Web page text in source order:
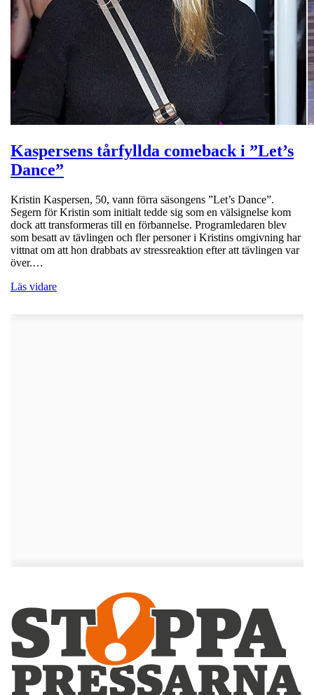
Kaspersens tårfyllda comeback i ”Let’s
Dance”
Kristin Kaspersen, 50, vann förra säsongens ”Let’s Dance”.
Segern för Kristin som initialt tedde sig som en välsignelse kom
dock att transformeras till en förbannelse. Programledaren blev
som besatt av tävlingen och fler personer i Kristins omgivning har
vittnat om att hon drabbats av stressreaktion efter att tävlingen var
över.…
Läs vidare